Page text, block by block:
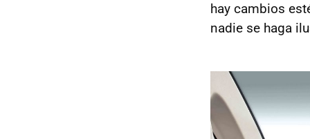
hay cambios
nadie se haga